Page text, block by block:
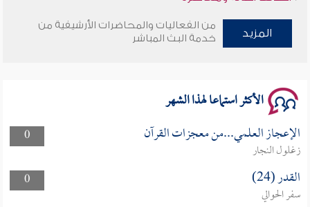
وأمنهم من خوف 9
المزيد
من الفعاليات والمحاضرات الأرشيفية من
خدمة البث المباشر
الأكثر استماعا لهذا الشهر
0 الإعجاز العلمي...من معجزات القرآن
زغلول النجار
0
القدر (24)
سفر الحوالي